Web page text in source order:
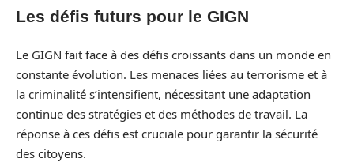
Les défis futurs pour le GIGN
Le GIGN fait face à des défis croissants dans un monde en
constante évolution. Les menaces liées au terrorisme et à
la criminalité s’intensifient, nécessitant une adaptation
continue des stratégies et des méthodes de travail. La
réponse à ces défis est cruciale pour garantir la sécurité
des citoyens.